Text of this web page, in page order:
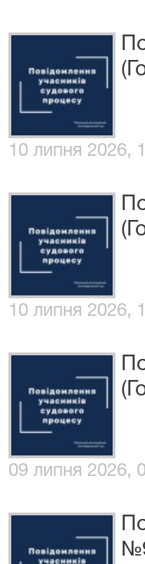
10 липня 2026,
10 липня 2026,
09 липня 2026,